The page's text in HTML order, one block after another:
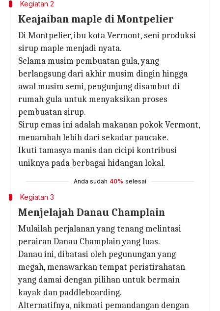
Kegiatan 2
Keajaiban maple di Montpelier
Di Montpelier, ibu kota Vermont, seni produksi
sirup maple menjadi nyata.
Selama musim pembuatan gula, yang
berlangsung dari akhir musim dingin hingga
awal musim semi, pengunjung disambut di
rumah gula untuk menyaksikan proses
pembuatan sirup.
Sirup emas ini adalah makanan pokok Vermont,
menambah lebih dari sekadar pancake.
Ikuti tamasya manis dan cicipi kontribusi
uniknya pada berbagai hidangan lokal.
Anda sudah 40% selesai
Kegiatan 3
Menjelajah Danau Champlain
Mulailah perjalanan yang tenang melintasi
perairan Danau Champlain yang luas.
Danau ini, dibatasi oleh pegunungan yang
megah, menawarkan tempat peristirahatan
yang damai dengan pilihan untuk bermain
kayak dan paddleboarding.
Alternatifnya, nikmati pemandangan dengan